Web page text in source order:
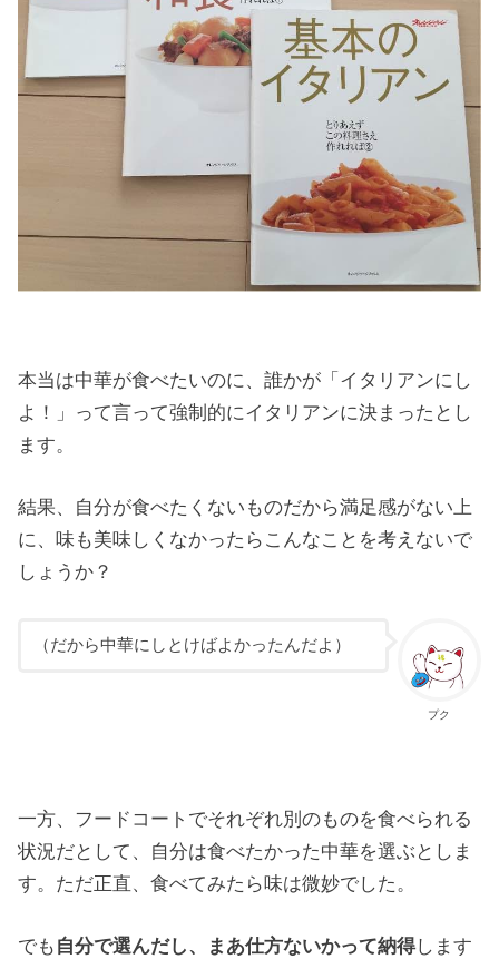
本当は中華が食べたいのに、誰かが「イタリアンにし
よ！」って言って強制的にイタリアンに決まったとし
ます。
結果、自分が食べたくないものだから満足感がない上
に、味も美味しくなかったらこんなことを考えないで
しょうか？
プク
（だから中華にしとけばよかったんだよ）
一方、フードコートでそれぞれ別のものを食べられる
状況だとして、自分は食べたかった中華を選ぶとしま
す。ただ正直、食べてみたら味は微妙でした。
でも 自分で選んだし、まあ仕方ないかって納得します